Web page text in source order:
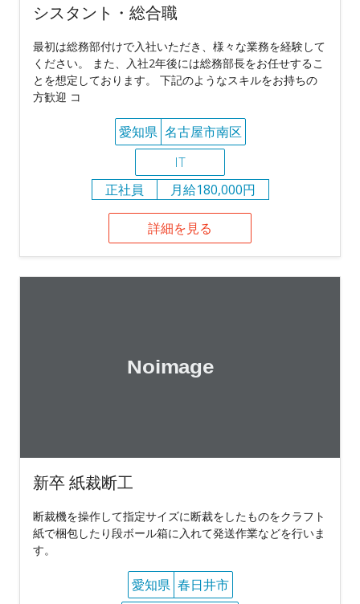
シスタント・総合職
最初は総務部付けで入社いただき、様々な業務を経験して
ください。 また、入社2年後には総務部長をお任せするこ
とを想定しております。 下記のようなスキルをお持ちの
方歓迎 コ
愛知県 名古屋市南区
IT
正社員
月給180,000円
詳細を見る
新卒 紙裁断工
断裁機を操作して指定サイズに断裁をしたものをクラフト
紙で梱包したり段ボール箱に入れて発送作業などを行いま
す。
愛知県 春日井市